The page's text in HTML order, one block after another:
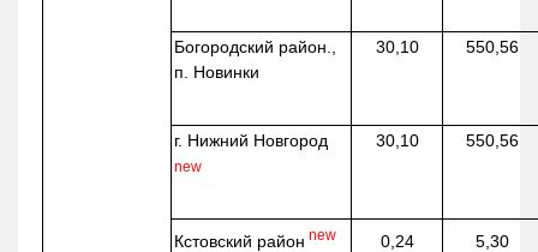
Богородский район.,
п. Новинки
30,10 550,56
г. Нижний Новгород
new
30,10 550,56
Кстовский район new 0,24 5,30